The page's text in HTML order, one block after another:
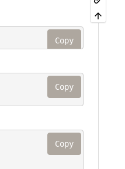
Copy
Copy
Copy